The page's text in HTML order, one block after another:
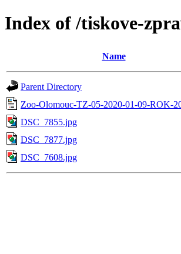
Index of /tiskove-
Name
Parent Directory
Zoo-Olomouc-TZ-05-2020-01-09-ROK-
DSC_7855.jpg
DSC_7877.jpg
DSC_7608.jpg